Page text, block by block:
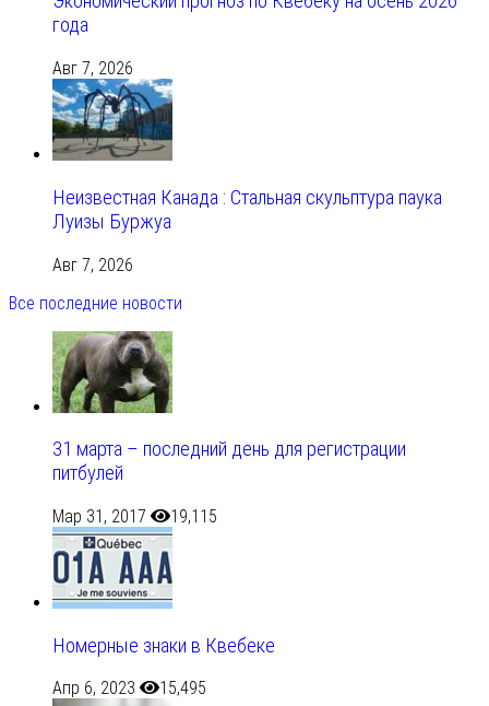
года
Авг 7, 2026
Неизвестная Канада : Стальная скульптура паука
Луизы Буржуа
Авг 7, 2026
Все последние новости
31 марта – последний день для регистрации
питбулей
Мар 31, 2017 19,115
Номерные знаки в Квебеке
Апр 6, 2023 15,495